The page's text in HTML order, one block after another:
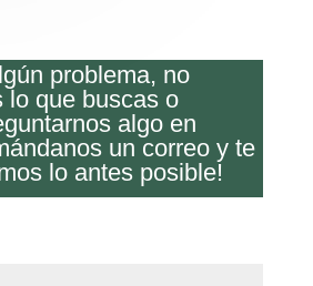
problema, no
lo que buscas o
algo en
un correo y te
lo antes posible!